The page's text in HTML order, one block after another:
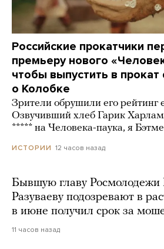
Российские прокатчики
премьеру нового
чтобы выпустить в
о Колобке
Зрители обрушили его
Озвучивший хлеб Гарик
***** на Человека-паука, я
ИСТОРИИ 12 часов назад
Бывшую главу
Разуваеву подозревают в
в июне получил срок за
11 часов назад